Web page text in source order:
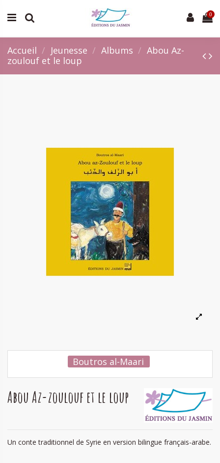
0
Accueil Jeunesse Albums
Abou Az-
zoulouf et le loup
Boutros al-Maari
Abou Az-zoulouf et le loup
Un conte traditionnel de Syrie en version bilingue français-arabe.